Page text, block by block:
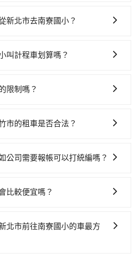
早06:26一直到23:00，台北-新竹一
站後，步行進站、現場購票並於月
車站前排班的計程車，搭上小黃後
均每人花費為790元。但如果全程
120元車資，而且更會額外浪費56
的交通費用。
新北市去南寮國小？
你所在位置甚遠，如果不想額外
叫計程車划算嗎？
Taxi、Yoxi等，如果在路邊攔不
。綜合以上，無論在價格或服務品
限制嗎？
守台灣法律，無論是清明掃墓、
期洗腎、包月上下班，或者任何
理，並於乘車後一週內寄出電子
市的租車是否合法？
招攬生意，這不僅是違法可能被
好別為了省小錢而冒上不必要的
外，車輛一定投保最高300萬乘客
否合法，就看車牌的開頭，只要
公司需要報帳可以打統編嗎？
據，如果公司需要報公帳，在預
法律規範。
比較便宜嗎？
需要來回叫車，請分兩筆訂單預
最優惠，並無特別針對來回車趟
北市前往南寮國小的車最方